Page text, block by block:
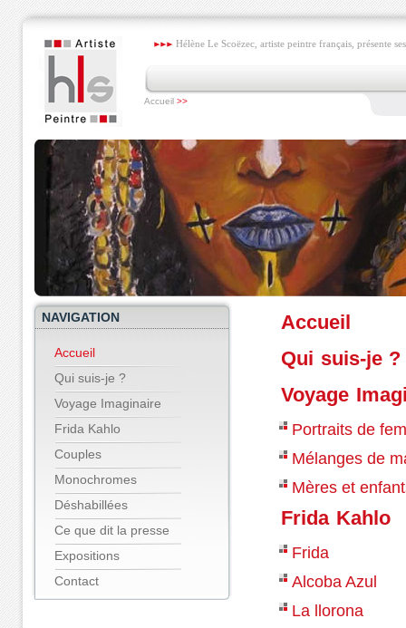
Hélène Le Scoëzec, artiste peintre français, présente
Accueil >>
NAVIGATION
Accueil
Qui suis-je ?
Voyage Imaginaire
Frida Kahlo
Couples
Monochromes
Déshabillées
Ce que dit la presse
Expositions
Contact
Accueil
Qui suis-je ?
Voyage
Portraits de
Mélanges de
Mères et
Frida Kahlo
Frida
Alcoba Azul
La llorona